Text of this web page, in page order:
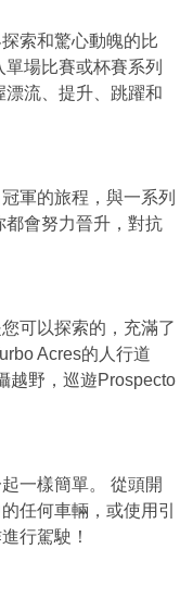
索和驚心動魄的比
場比賽或杯賽系列
流、提升、跳躍和
軍的旅程，與一系列
都會努力晉升，對抗
可以探索的，充滿了
Acres的人行道
越野，巡遊Prospecto
一樣簡單。 從頭開
任何車輛，或使用引
行駕駛！